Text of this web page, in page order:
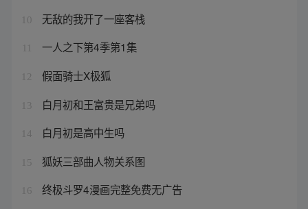
10 无敌的我开了一座客栈
一人之下第4季第1集
12 假面骑士X极狐
13 白月初和王富贵是兄弟吗
14 白月初是高中生吗
15 狐妖三部曲人物关系图
16 终极斗罗4漫画完整免费无广告